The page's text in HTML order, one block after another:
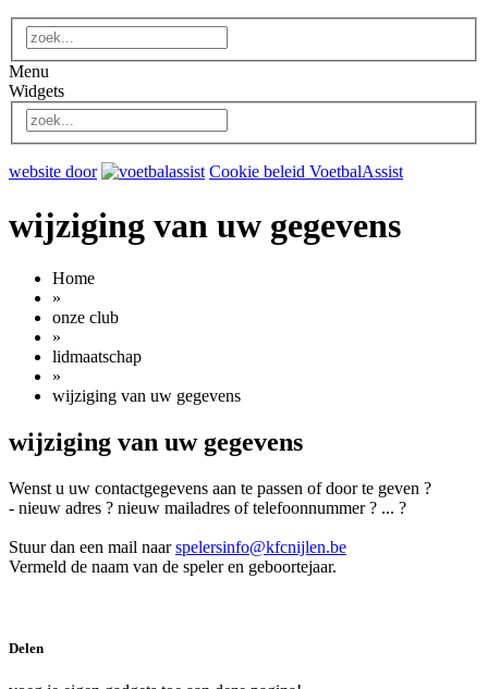
Menu
Widgets
website door Cookie beleid VoetbalAssist
wijziging van uw gegevens
Home
»
onze club
»
lidmaatschap
»
wijziging van uw gegevens
wijziging van uw gegevens
Wenst u uw contactgegevens aan te passen of door te geven ?
- nieuw adres ? nieuw mailadres of telefoonnummer ? ... ?
Stuur dan een mail naarspelersinfo@kfcnijlen.be
Vermeld de naam van de speler en geboortejaar.
Delen